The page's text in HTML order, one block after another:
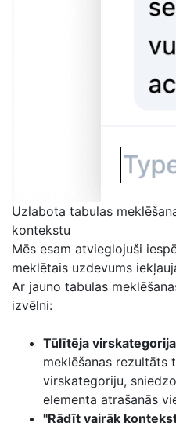
Uzlabota tabulas
kontekstu
Mēs esam atvieglojuši
meklētais uzdevums
Ar jauno tabulas
izvēlni:
Tūlītēja
meklēšanas rezultāts
virskategoriju,
elementa atrašanās
"Rādīt vairāk